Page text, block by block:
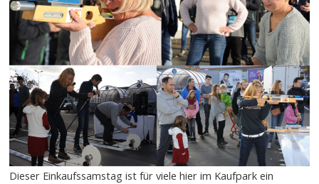
Dieser Einkaufssamstag ist für viele hier im Kaufpark ein